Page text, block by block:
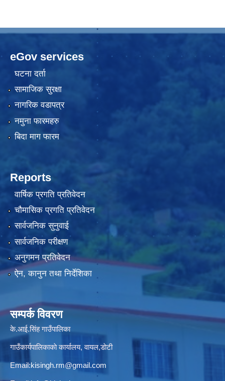
eGov services
घटना दर्ता
सामाजिक सुरक्षा
नागरिक वडापत्र
नमुना फारमहरु
बिदा माग फारम
Reports
वार्षिक प्रगति प्रतिवेदन
चौमासिक प्रगति प्रतिवेदन
सार्वजनिक सुनुवाई
सार्वजनिक परीक्षण
अनुगमन प्रतिवेदन
ऐन, कानुन तथा निर्देशिका
सम्पर्क विवरण
के.आई.सिंह गाउँपालिका
गाउँकार्यपालिकाकाे कार्यालय, वायल,डाेटी
Email:kisingh.rm@gmail.com